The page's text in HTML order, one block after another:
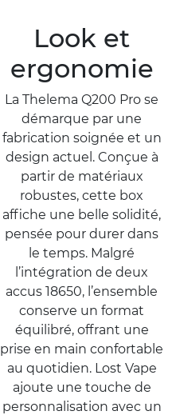
Look et
ergonomie
La Thelema Q200 Pro se
démarque par une
fabrication soignée et un
design actuel. Conçue à
partir de matériaux
robustes, cette box
affiche une belle solidité,
pensée pour durer dans
le temps. Malgré
l’intégration de deux
accus 18650, l’ensemble
conserve un format
équilibré, offrant une
prise en main confortable
au quotidien. Lost Vape
ajoute une touche de
personnalisation avec un